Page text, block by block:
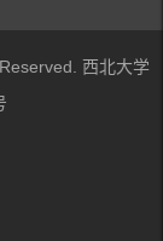
西北大学